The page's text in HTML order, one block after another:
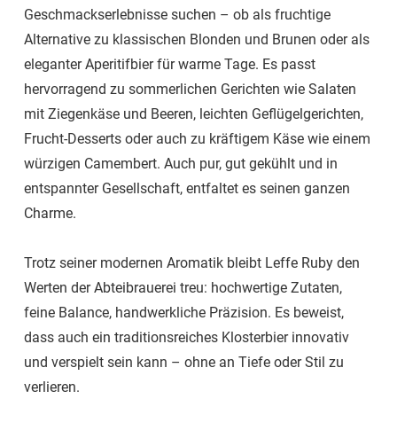
Geschmackserlebnisse suchen – ob als fruchtige
Alternative zu klassischen Blonden und Brunen oder als
eleganter Aperitifbier für warme Tage. Es passt
hervorragend zu sommerlichen Gerichten wie Salaten
mit Ziegenkäse und Beeren, leichten Geflügelgerichten,
Frucht-Desserts oder auch zu kräftigem Käse wie einem
würzigen Camembert. Auch pur, gut gekühlt und in
entspannter Gesellschaft, entfaltet es seinen ganzen
Charme.
Trotz seiner modernen Aromatik bleibt Leffe Ruby den
Werten der Abteibrauerei treu: hochwertige Zutaten,
feine Balance, handwerkliche Präzision. Es beweist,
dass auch ein traditionsreiches Klosterbier innovativ
und verspielt sein kann – ohne an Tiefe oder Stil zu
verlieren.